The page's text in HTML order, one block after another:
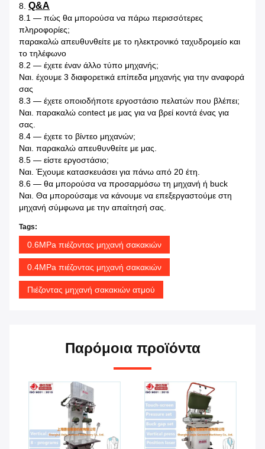
8. Q&A
8.1 — πώς θα μπορούσα να πάρω περισσότερες
πληροφορίες;
παρακαλώ απευθυνθείτε με το ηλεκτρονικό ταχυδρομείο και
το τηλέφωνο
8.2 — έχετε έναν άλλο τύπο μηχανής;
Ναι. έχουμε 3 διαφορετικά επίπεδα μηχανής για την αναφορά
σας
8.3 — έχετε οποιοδήποτε εργοστάσιο πελατών που βλέπει;
Ναι. παρακαλώ contect με μας για να βρεί κοντά ένας για
σας.
8.4 — έχετε το βίντεο μηχανών;
Ναι. παρακαλώ απευθυνθείτε με μας.
8.5 — είστε εργοστάσιο;
Ναι. Έχουμε κατασκευάσει για πάνω από 20 έτη.
8.6 — θα μπορούσα να προσαρμόσω τη μηχανή ή buck
Ναι. Θα μπορούσαμε να κάνουμε να επεξεργαστούμε στη
μηχανή σύμφωνα με την απαίτησή σας.
Tags:
0.6MPa πιέζοντας μηχανή σακακιών
0.4MPa πιέζοντας μηχανή σακακιών
Πιέζοντας μηχανή σακακιών ατμού
Παρόμοια προϊόντα